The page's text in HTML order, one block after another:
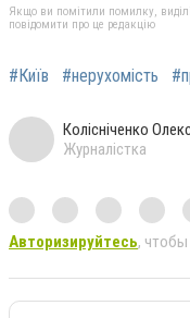
Якщо ви помітили помилку,
повідомити про це редакцію
#Київ #нерухомість
Колісніченко
Журналістка
Авторизируйтесь,